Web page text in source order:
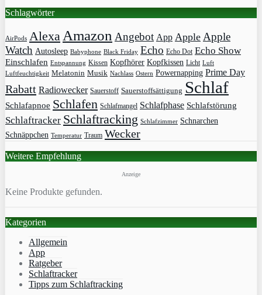
Schlagwörter
AirPods Alexa Amazon Angebot App Apple Apple
Watch Autosleep Babyphone Black Friday Echo Echo Dot Echo Show
Einschlafen Entspannung Kissen Kopfhörer Kopfkissen Licht Luft
Luftfeuchtigkeit Melatonin Musik Nachlass Ostern Powernapping Prime Day
Rabatt Radiowecker Sauerstoff Sauerstoffsättigung Schlaf
Schlafapnoe Schlafen Schlafmangel Schlafphase Schlafstörung
Schlaftracker Schlaftracking Schlafzimmer Schnarchen
Schnäppchen Temperatur Traum Wecker
Weitere Empfehlung
Anzeige
Keine Produkte gefunden.
Kategorien
Allgemein
App
Ratgeber
Schlaftracker
Tipps zum Schlaftracking